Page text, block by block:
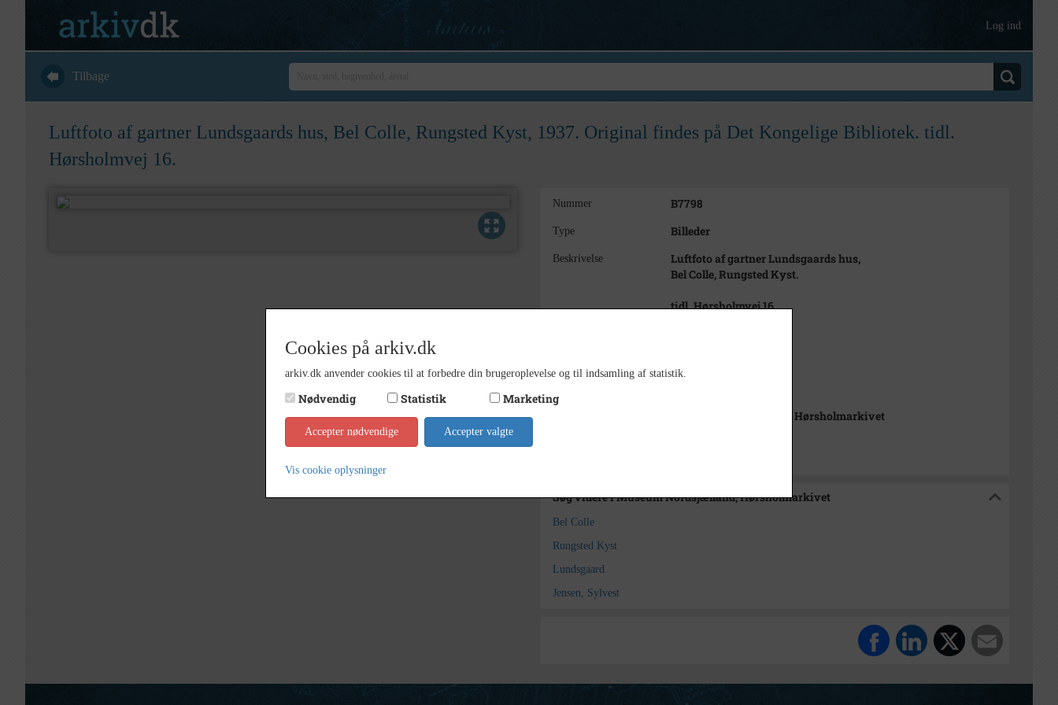
Log ind
Tilbage
Luftfoto af gartner Lundsgaards hus, Bel Colle, Rungsted Kyst, 1937. Original findes på Det Kongelige Bibliotek. tidl.
Hørsholmvej 16.
Nummer B7798
Type Billeder
Beskrivelse
Luftfoto af gartner Lundsgaards hus,
Bel Colle, Rungsted Kyst.
tidl. Hørsholmvej 16.
Museum Nordsjælland, Hørsholmarkivet
Søg videre i Museum Nordsjælland, Hørsholmarkivet
Bel Colle
Rungsted Kyst
Lundsgaard
Jensen, Sylvest
Cookies på arkiv.dk
arkiv.dk anvender cookies til at forbedre din brugeroplevelse og til indsamling af statistik.
Nødvendig Statistik Marketing
Accepter nødvendige Accepter valgte
Vis cookie oplysninger